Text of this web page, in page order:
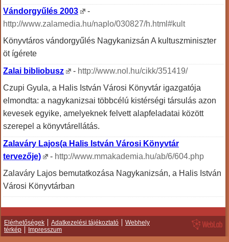
Vándorgyűlés 2003
-
http://www.zalamedia.hu/naplo/030827/h.html#kult
Könyvtáros vándorgyűlés Nagykanizsán A kultuszminiszter
öt ígérete
Zalai bibliobusz
- http://www.nol.hu/cikk/351419/
Czupi Gyula, a Halis István Városi Könyvtár igazgatója
elmondta: a nagykanizsai többcélú kistérségi társulás azon
kevesek egyike, amelyeknek felvett alapfeladatai között
szerepel a könyvtárellátás.
Zalaváry Lajos(a Halis István Városi Könyvtár
tervezője)
- http://www.mmakademia.hu/ab/6/604.php
Zalaváry Lajos bemutatkozása Nagykanizsán, a Halis István
Városi Könyvtárban
Elérhetőségek Adatkezelési tájékoztató
Webhely
térkép
Impresszum